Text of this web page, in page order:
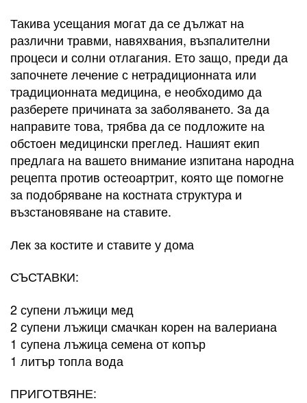
Такива усещания могат да се дължат на
различни травми, навяхвания, възпалителни
процеси и солни отлагания. Ето защо, преди да
започнете лечение с нетрадиционната или
традиционната медицина, е необходимо да
разберете причината за заболяването. За да
направите това, трябва да се подложите на
обстоен медицински преглед. Нашият екип
предлага на вашето внимание изпитана народна
рецепта против остеоартрит, която ще помогне
за подобряване на костната структура и
възстановяване на ставите.
Лек за костите и ставите у дома
СЪСТАВКИ:
2 супени лъжици мед
2 супени лъжици смачкан корен на валериана
1 супена лъжица семена от копър
1 литър топла вода
ПРИГОТВЯНЕ: